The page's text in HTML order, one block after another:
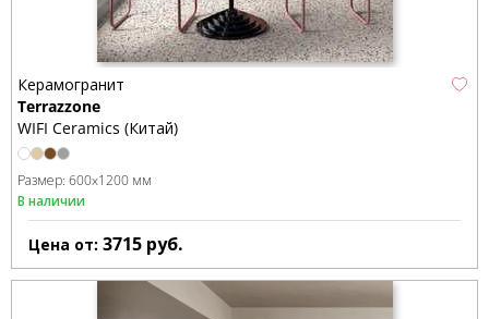
Керамогранит
Terrazzone
WIFI Ceramics (Китай)
Размер: 600x1200 мм
В наличии
Цена от: 3715 руб.